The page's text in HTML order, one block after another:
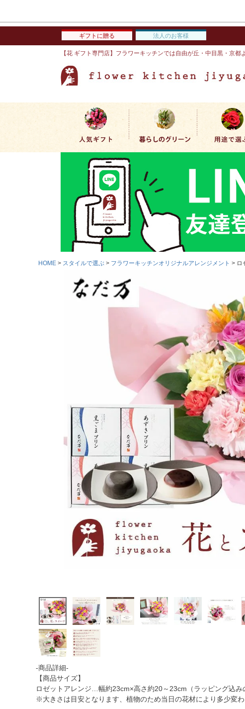
ギフトに贈る 法人のお客様
【花 ギフト専門店】フラワーキッチンでは自由が丘・中目黒・京都
HOME スタイルで選ぶ フラワーキッチンオリジナルアレンジメント ロ
-商品詳細-
【商品サイズ】
ロゼットアレンジ…幅約23cm×高さ約20～23cm（ラッピング込み
※大きさは目安となります、植物のため当日の花材により多少変わ